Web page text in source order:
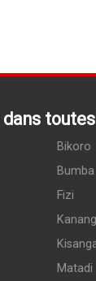
Bikoro
Bumba
Fizi
Matadi